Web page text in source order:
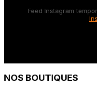
Feed Instagram
NOS BOUTIQUES